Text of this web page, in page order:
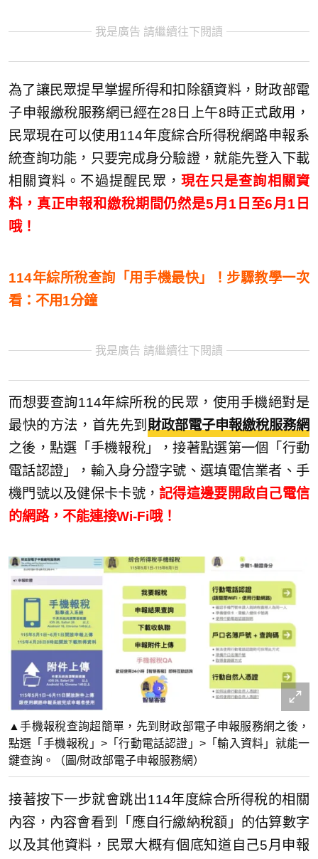
我是廣告 請繼續往下閱讀
為了讓民眾提早掌握所得和扣除額資料，財政部電
子申報繳稅服務網已經在28日上午8時正式啟用，
民眾現在可以使用114年度綜合所得稅網路申報系
統查詢功能，只要完成身分驗證，就能先登入下載
相關資料。不過提醒民眾， 現在只是查詢相關資
料，真正申報和繳稅期間仍然是5月1日至6月1日
哦！
114年綜所稅查詢「用手機最快」！步驟教學一次
看：不用1分鐘
我是廣告 請繼續往下閱讀
而想要查詢114年綜所稅的民眾，使用手機絕對是
最快的方法，首先先到 財政部電子申報繳稅服務網
之後，點選「手機報稅」，接著點選第一個「行動
電話認證」，輸入身分證字號、選填電信業者、手
機門號以及健保卡卡號，記得這邊要開啟自己電信
的網路，不能連接Wi-Fi哦！
▲手機報稅查詢超簡單，先到財政部電子申報服務網之後，
點選「手機報稅」>「行動電話認證」>「輸入資料」就能一
鍵查詢。（圖/財政部電子申報服務網）
接著按下一步就會跳出114年度綜合所得稅的相關
內容，內容會看到「應自行繳納稅額」的估算數字
以及其他資料，民眾大概有個底知道自己5月申報